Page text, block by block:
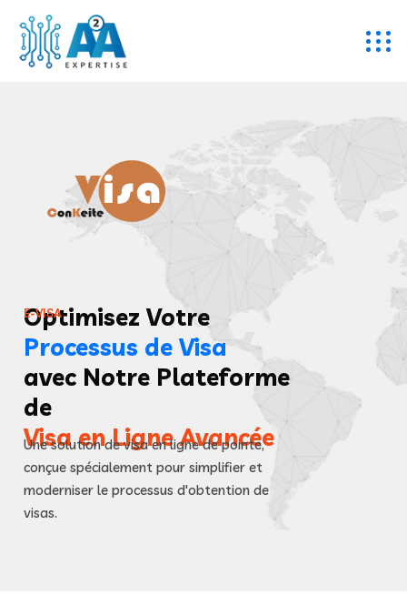
E-VISA
Une solution de visa en ligne de pointe,
conçue spécialement pour simplifier et
moderniser le processus d'obtention de
visas.
Optimisez Votre
Processus de Visa
avec Notre Plateforme
de
Visa en Ligne Avancée